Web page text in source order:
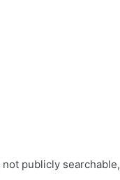
publicly searchable,